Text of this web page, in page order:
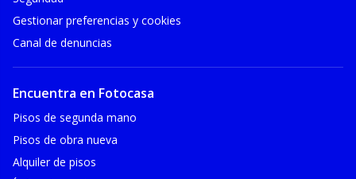
Gestionar preferencias y cookies
Canal de denuncias
Encuentra en Fotocasa
Pisos de segunda mano
Pisos de obra nueva
Alquiler de pisos